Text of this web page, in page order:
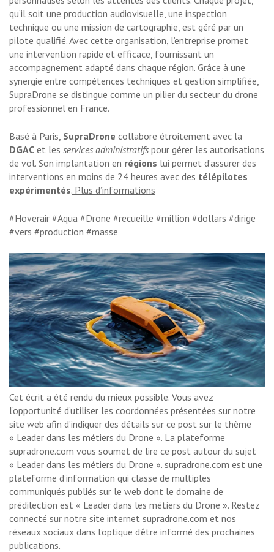
qu’il soit une production audiovisuelle, une inspection
technique ou une mission de cartographie, est géré par un
pilote qualifié. Avec cette organisation, l’entreprise promet
une intervention rapide et efficace, fournissant un
accompagnement adapté dans chaque région. Grâce à une
synergie entre compétences techniques et gestion simplifiée,
SupraDrone se distingue comme un pilier du secteur du drone
professionnel en France.
Basé à Paris, SupraDrone collabore étroitement avec la
DGAC et les services administratifs pour gérer les autorisations
de vol. Son implantation en régions lui permet d’assurer des
interventions en moins de 24 heures avec des télépilotes
expérimentés. Plus d’informations
#Hoverair #Aqua #Drone #recueille #million #dollars #dirige
#vers #production #masse
Cet écrit a été rendu du mieux possible. Vous avez
l’opportunité d’utiliser les coordonnées présentées sur notre
site web afin d’indiquer des détails sur ce post sur le thème
« Leader dans les métiers du Drone ». La plateforme
supradrone.com vous soumet de lire ce post autour du sujet
« Leader dans les métiers du Drone ». supradrone.com est une
plateforme d’information qui classe de multiples
communiqués publiés sur le web dont le domaine de
prédilection est « Leader dans les métiers du Drone ». Restez
connecté sur notre site internet supradrone.com et nos
réseaux sociaux dans l’optique d’être informé des prochaines
publications.